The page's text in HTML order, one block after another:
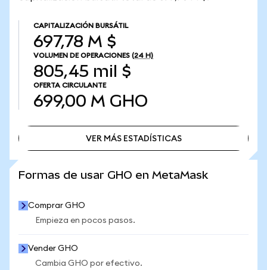
CAPITALIZACIÓN BURSÁTIL
697,78 M $
VOLUMEN DE OPERACIONES (24 H)
805,45 mil $
OFERTA CIRCULANTE
699,00 M GHO
VER MÁS ESTADÍSTICAS
Formas de usar GHO en MetaMask
Comprar GHO
Empieza en pocos pasos.
Vender GHO
Cambia GHO por efectivo.